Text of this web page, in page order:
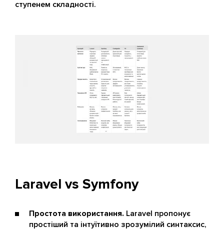
ступенем складності.
Laravel vs Symfony
Простота використання. Laravel пропонує
простіший та інтуїтивно зрозумілий синтаксис,